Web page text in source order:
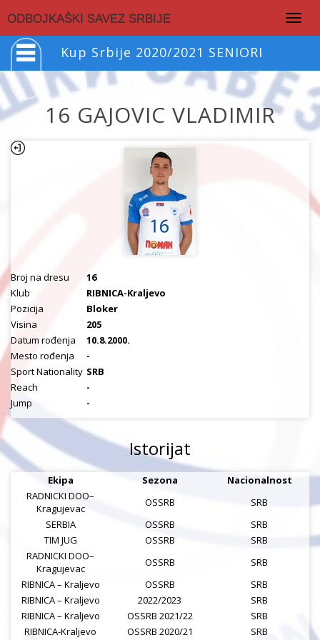
ODBOJKAŠKI SAVEZ SRBIJE
Kup Srbije 2020/2021 SENIORI
16 GAJOVIC VLADIMIR
Broj na dresu
16
Klub
RIBNICA-Kraljevo
Pozicija
Bloker
Visina
205
Datum rođenja
10.8.2000.
Mesto rođenja
-
Sport Nationality SRB
Reach
-
Jump
-
Istorijat
Ekipa Sezona
Nacionalnost
RADNICKI DOO–
Kragujevac
OSSRB
SRB
SERBIA
OSSRB
SRB
TIM JUG
OSSRB
SRB
RADNICKI DOO–
Kragujevac
OSSRB
SRB
RIBNICA – Kraljevo
OSSRB
SRB
RIBNICA – Kraljevo
2022/2023
SRB
RIBNICA – Kraljevo
OSSRB 2021/22
SRB
RIBNICA-Kraljevo
OSSRB 2020/21 SRB